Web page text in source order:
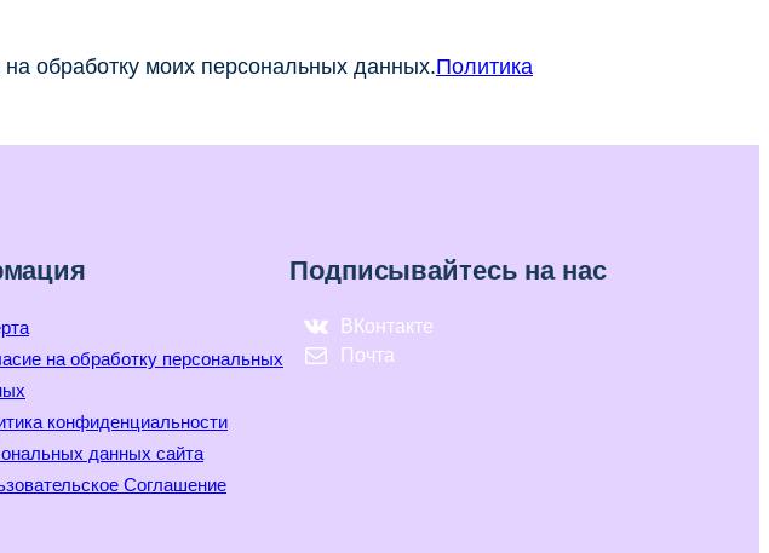
обработку моих персональных данных.Политика
на обработку персональных
конфиденциальности
данных сайта
Соглашение
Подписывайтесь на нас
ВКонтакте
Почта